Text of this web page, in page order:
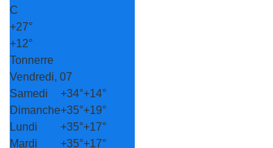
C
+27°
+12°
Tonnerre
Vendredi, 07
Samedi
+34°+14°
Dimanche+35°+19°
Lundi
+35°+17°
Mardi
+35°+17°